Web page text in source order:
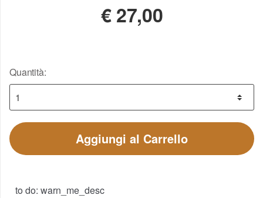
€27,00
Quantità:
Aggiungi al Carrello
to do: warn_me_desc